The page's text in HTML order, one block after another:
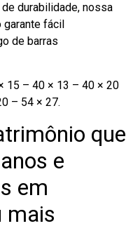
durabilidade, nossa
fácil
de barras
15 – 40 × 13 – 40 × 20
– 54 × 27.
que
e
em
mais